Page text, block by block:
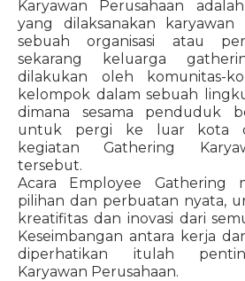
Karyawan Perusahaan
yang dilaksanakan
sebuah organisasi atau
sekarang keluarga
dilakukan oleh komunitas-
kelompok dalam sebuah
dimana sesama penduduk
untuk pergi ke luar kota
kegiatan Gathering
tersebut.
Acara Employee Gathering
pilihan dan perbuatan nyata,
kreatifitas dan inovasi dari
Keseimbangan antara kerja
diperhatikan itulah
Karyawan Perusahaan.